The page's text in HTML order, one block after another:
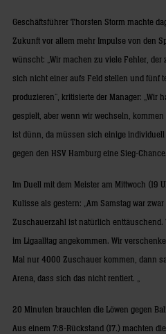
Geschäftsführer Thorsten Storm machte
Zukunft vor allem mehr Impulse von den
wünscht: „Wir machen zu viele Fehler,
sich nicht einer aufs Feld stellen und fünf
produzieren“, kritisierte der Manager: „Wir
gespielt, aber wenn wir wechseln,
ist dünn, da müssen sich einige
gegen den HSV Hamburg eine Sieg-
Im Duell mit dem Meister am Mittwoch (19
Kulisse als gestern: „Am Samstag war
Zuschauerzahl ist natürlich
im Ligaalltag angekommen. Wir
Mal nur 4000 Zuschauer kommen, dann
Arena, dass sich das nicht rentiert. „
20 Minuten brauchten die Löwen gegen
Aus einem 7:8-Rückstand (17.) machten